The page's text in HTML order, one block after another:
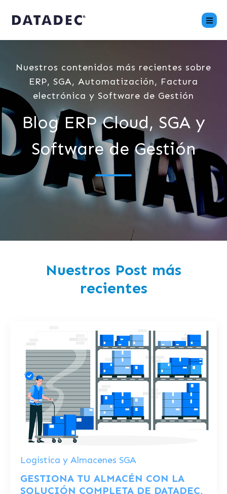
Nuestros contenidos más recientes sobre
ERP, SGA, Automatización, Factura
electrónica y Software de Gestión
Blog ERP Cloud, SGA y
Software de Gestión
Nuestros Post más
recientes
Logistica y Almacenes SGA
GESTIONA TU ALMACÉN CON LA
SOLUCIÓN COMPLETA DE DATADEC,